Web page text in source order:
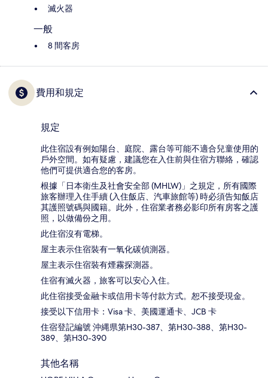
滅火器
一般
8 間客房
費用和規定
規定
此住宿設有例如陽台、庭院、露台等可能不適合兒童使用的
戶外空間。如有疑慮，建議您在入住前與住宿方聯絡，確認
他們可提供適合您的客房。
根據「日本衛生及社會安全部 (MHLW)」之規定，所有國際
旅客辦理入住手續 (入住飯店、汽車旅館等) 時必須告知飯店
其護照號碼與國籍。此外，住宿業者務必影印所有房客之護
照，以做備份之用。
此住宿沒有電梯。
屋主表示住宿裝有一氧化碳偵測器。
屋主表示住宿裝有煙霧探測器。
住宿有滅火器，旅客可以安心入住。
此住宿接受金融卡或信用卡等付款方式。恕不接受現金。
接受以下信用卡：Visa 卡、美國運通卡、JCB 卡
住宿登記編號 沖縄県第H30-387、第H30-388、第H30-
389、第H30-390
其他名稱